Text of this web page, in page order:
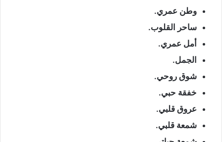
وطن عمري.
ساحر القلوب.
أمل عمري.
الجمل.
شوق روحي.
خفقة حبي.
عروق قلبي.
شمعة قلبي.